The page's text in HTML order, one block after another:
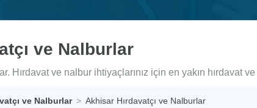
ve Nalburlar
Hırdavat ve nalbur ihtiyaçlarınız için en yakın hırdavat
ve Nalburlar Akhisar Hırdavatçı ve Nalburlar